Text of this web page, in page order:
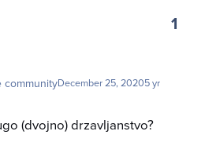
1
communityDecember 25, 20205 yr
(dvojno) drzavljanstvo?